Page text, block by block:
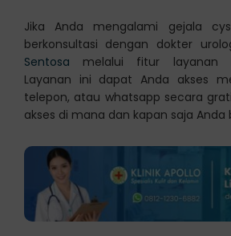
Jika Anda mengalami gejala
berkonsultasi dengan dokter
Sentosa melalui fitur layanan
Layanan ini dapat Anda akses
telepon, atau whatsapp secara
akses di mana dan kapan saja Anda